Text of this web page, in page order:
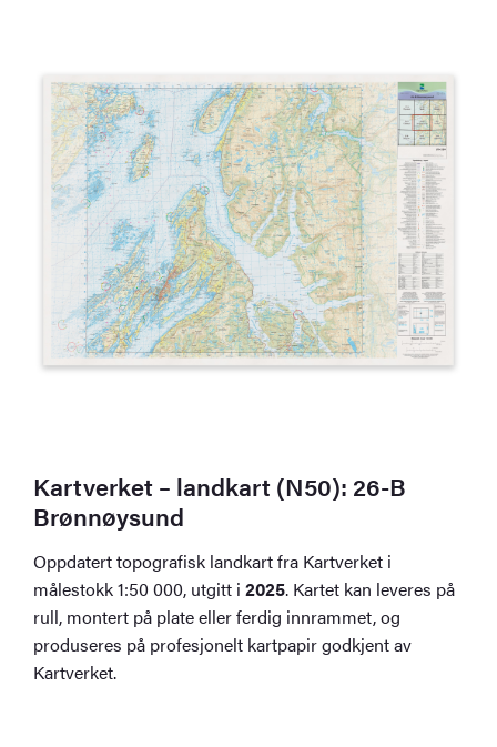
Kartverket – landkart (N50): 26-B
Brønnøysund
Oppdatert topografisk landkart fra Kartverket i
målestokk 1:50 000, utgitt i2025. Kartet kan leveres på
rull, montert på plate eller ferdig innrammet, og
produseres på profesjonelt kartpapir godkjent av
Kartverket.